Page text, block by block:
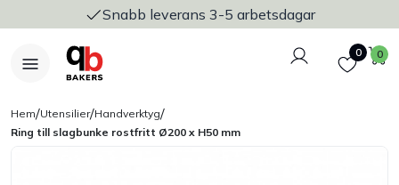
Snabb leverans 3-5 arbetsdagar
Logga in
Favoriter
0 0
Hem/Utensilier/Handverktyg/
Ring till slagbunke rostfritt Ø200 x H50 mm